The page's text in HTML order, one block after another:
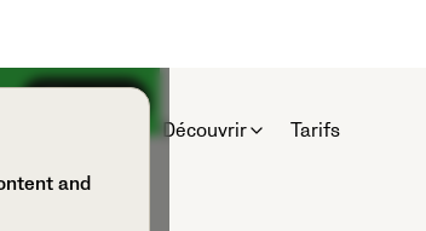
Découvrir Tarifs
and